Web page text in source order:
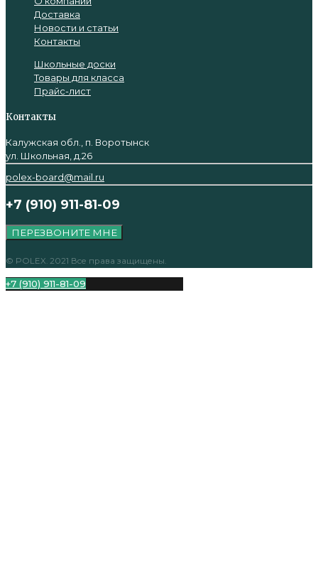
Доставка
Новости и статьи
Контакты
Школьные доски
Товары для класса
Прайс-лист
Контакты
Калужская обл., п. Воротынск
ул. Школьная, д.26
polex-board@mail.ru
+7 (910) 911-81-09
ПЕРЕЗВОНИТЕ МНЕ
© POLEX. 2021 Все права защищены.
+7 (910) 911-81-09